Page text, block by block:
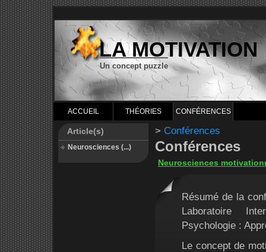
LA MOTIVATION
Un concept puzzle
ACCUEIL THÉORIES CONFÉRENCES
Article(s)
Neurosciences (...)
> Conférences
Conférences
Neurosciences
Résumé de la
Laboratoire
Psychologie :
Le concept de